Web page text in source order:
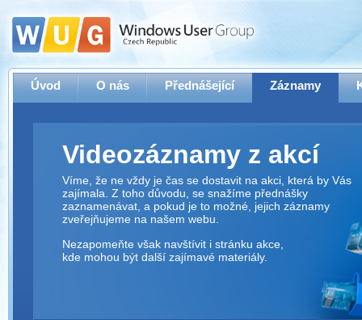
Úvod O nás Přednášející Záznamy
Videozáznamy z akcí
Víme, že ne vždy je čas se dostavit na akci, která by Vás
zajímala. Z toho důvodu, se snažíme přednášky
zaznamenávat, a pokud je to možné, jejich záznamy
zveřejňujeme na našem webu.
Nezapomeňte však navštívit i stránku akce,
kde mohou být další zajímavé materiály.